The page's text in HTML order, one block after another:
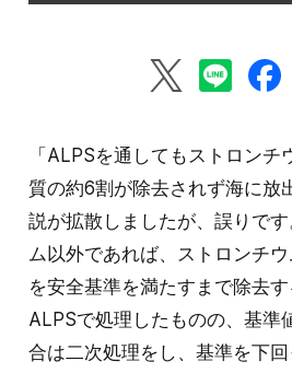
「ALPSを通してもストロンチ
質の約6割が除去されず海に放
説が拡散しましたが、誤りで
ム以外であれば、ストロンチ
を安全基準を満たすまで除去す
ALPSで処理したものの、基準
合は二次処理をし、基準を下